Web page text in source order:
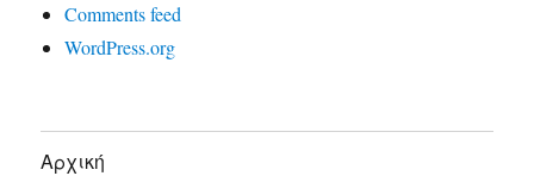
Comments feed
WordPress.org
Αρχική